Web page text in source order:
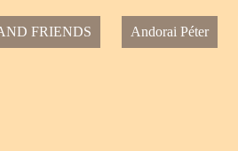
FRIENDS Andorai Péter